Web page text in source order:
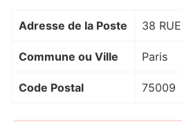
Adresse de la Poste 38
Commune ou Ville Paris
Code Postal 75009